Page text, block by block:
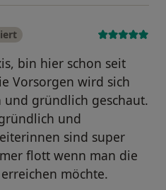
bin hier schon seit
Vorsorgen wird sich
gründlich geschaut.
und
sind super
flott wenn man die
möchte.